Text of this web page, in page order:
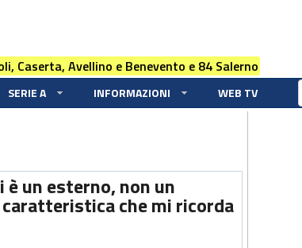
Caserta, Avellino e Benevento e 84 Salerno
SERIE A INFORMAZIONI WEB TV
un esterno, non un
che mi ricorda